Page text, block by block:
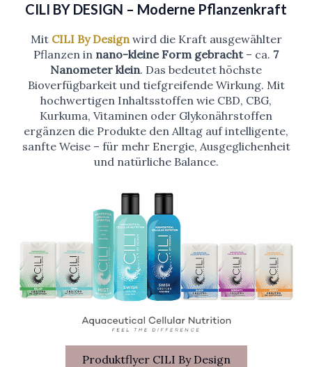
CILI BY DESIGN – Moderne Pflanzenkraft
Mit CILI By Designwird die Kraft ausgewählter
Pflanzen in nano-kleine Form gebracht– ca. 7
Nanometer klein. Das bedeutet höchste
Bioverfügbarkeit und tiefgreifende Wirkung. Mit
hochwertigen Inhaltsstoffen wie CBD, CBG,
Kurkuma, Vitaminen oder Glykonährstoffen
ergänzen die Produkte den Alltag auf intelligente,
sanfte Weise – für mehr Energie, Ausgeglichenheit
und natürliche Balance.
Produktflyer CILI By Design